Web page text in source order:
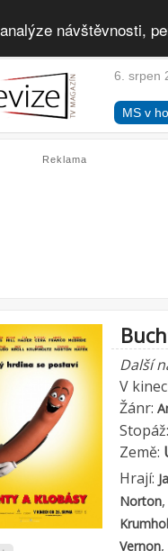
návštěvnosti,
6. srpen
MS v
Reklama
Další
V
Žánr:
Stopáž:
Země:
Hrají:
Norton,
Vernon,